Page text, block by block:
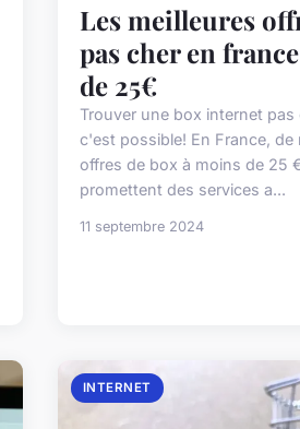
Les meilleures
pas cher en
de 25€
Trouver une box internet pas
c'est possible! En France, de
offres de box à moins de 25
promettent des services a...
11 septembre 2024
INTERNET